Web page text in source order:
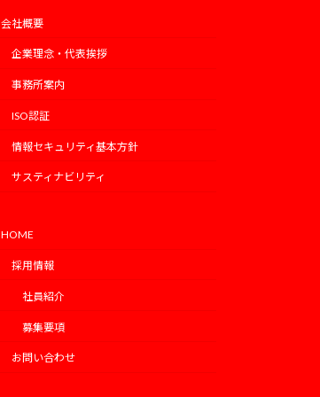
会社概要
企業理念・代表挨拶
事務所案内
ISO認証
情報セキュリティ基本方針
サスティナビリティ
HOME
採用情報
社員紹介
募集要項
お問い合わせ